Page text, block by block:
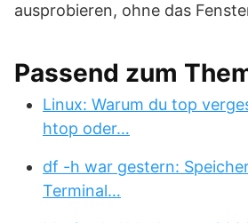
ausprobieren, ohne das
Passend zum
Linux: Warum du top
htop oder…
df -h war gestern:
Terminal…